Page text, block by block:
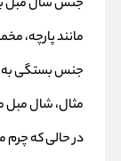
جنس شال مبل
مانند پارچه،
جنس بستگی به
مثال، شال مبل
در حالی که